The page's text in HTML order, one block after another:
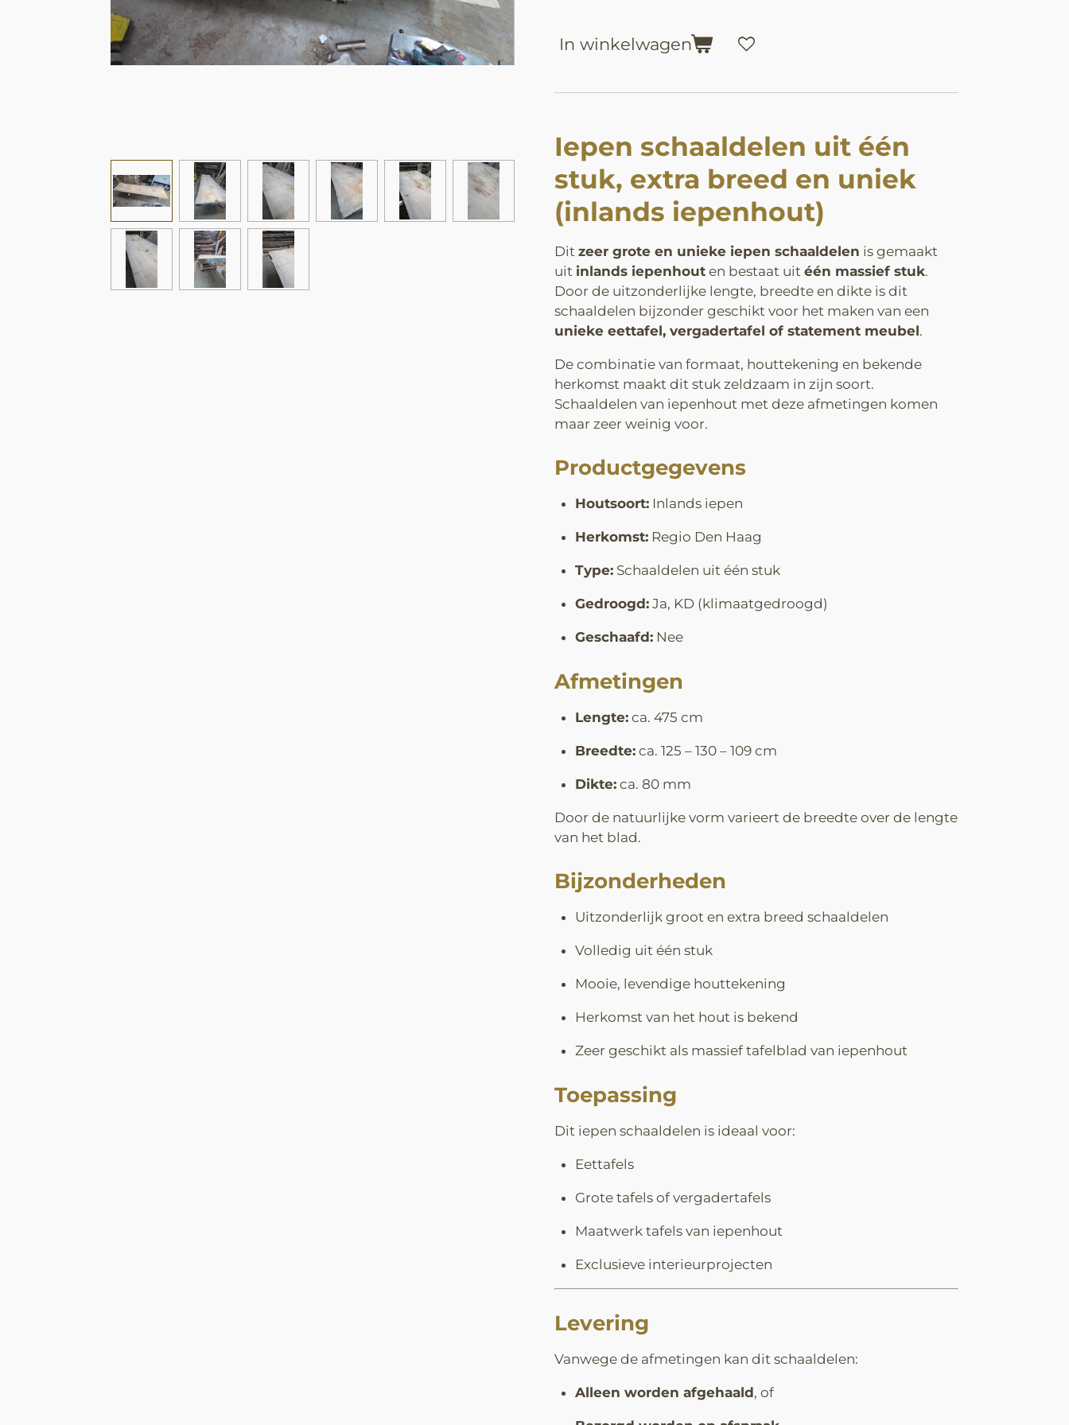
In winkelwagen
Iepen schaaldelen uit één
stuk, extra breed en uniek
(inlands iepenhout)
Dit zeer grote en unieke iepen schaaldelen is gemaakt
uit inlands iepenhout en bestaat uit één massief stuk.
Door de uitzonderlijke lengte, breedte en dikte is dit
schaaldelen bijzonder geschikt voor het maken van een
unieke eettafel, vergadertafel of statement meubel.
De combinatie van formaat, houttekening en bekende
herkomst maakt dit stuk zeldzaam in zijn soort.
Schaaldelen van iepenhout met deze afmetingen komen
maar zeer weinig voor.
Productgegevens
Houtsoort:Inlands iepen
Herkomst:Regio Den Haag
Type:Schaaldelen uit één stuk
Gedroogd:Ja, KD (klimaatgedroogd)
Geschaafd:Nee
Afmetingen
Lengte:ca. 475 cm
Breedte:ca. 125 – 130 – 109 cm
Dikte:ca. 80 mm
Door de natuurlijke vorm varieert de breedte over de lengte
van het blad.
Bijzonderheden
Uitzonderlijk groot en extra breed schaaldelen
Volledig uit één stuk
Mooie, levendige houttekening
Herkomst van het hout is bekend
Zeer geschikt als massief tafelblad van iepenhout
Toepassing
Dit iepen schaaldelen is ideaal voor:
Eettafels
Grote tafels of vergadertafels
Maatwerk tafels van iepenhout
Exclusieve interieurprojecten
Levering
Vanwege de afmetingen kan dit schaaldelen:
Alleen worden afgehaald, of